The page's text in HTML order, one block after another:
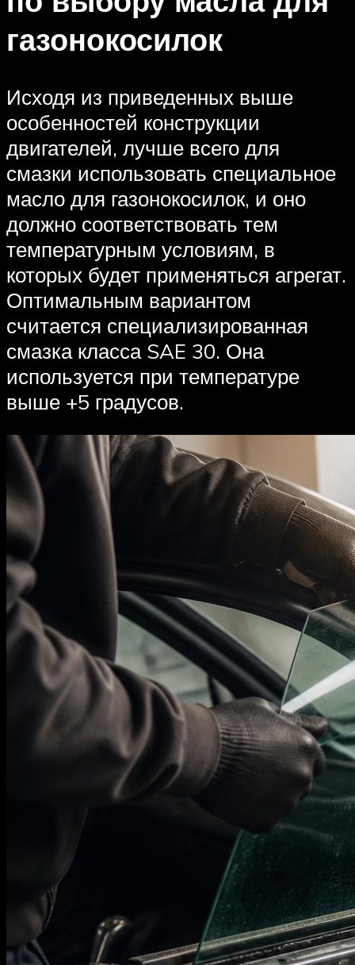
газонокосилок
Исходя из приведенных выше
особенностей конструкции
двигателей, лучше всего для
смазки использовать специальное
масло для газонокосилок, и оно
должно соответствовать тем
температурным условиям, в
которых будет применяться агрегат.
Оптимальным вариантом
считается специализированная
смазка класса SAE 30. Она
используется при температуре
выше +5 градусов.